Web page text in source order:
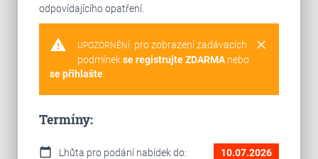
odpovídajícího opatření.
warning clear
UPOZORNĚNÍ: pro zobrazení zadávacích
podmínekse registrujte ZDARMAnebo
se přihlašte.
Termíny:
calendar_today Lhůta pro podání nabídek do: 10.07.2026